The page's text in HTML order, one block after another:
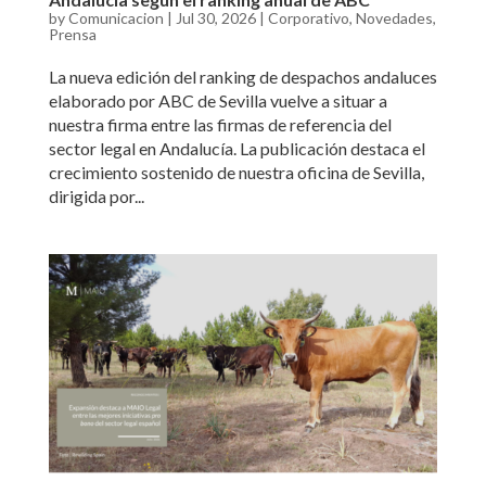
byComunicacion | Jul 30, 2026| Corporativo, Novedades,
Prensa
La nueva edición del ranking de despachos andaluces
elaborado por ABC de Sevilla vuelve a situar a
nuestra firma entre las firmas de referencia del
sector legal en Andalucía. La publicación destaca el
crecimiento sostenido de nuestra oficina de Sevilla,
dirigida por...